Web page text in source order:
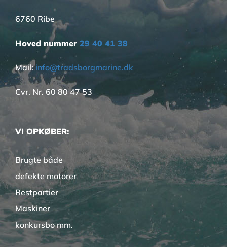
6760 Ribe
Hoved nummer 29 40 41 38
Mail:info@tradsborgmarine.dk
Cvr. Nr. 60 80 47 53
VI OPKØBER:
Brugte både
defekte motorer
Restpartier
Maskiner
konkursbo mm.